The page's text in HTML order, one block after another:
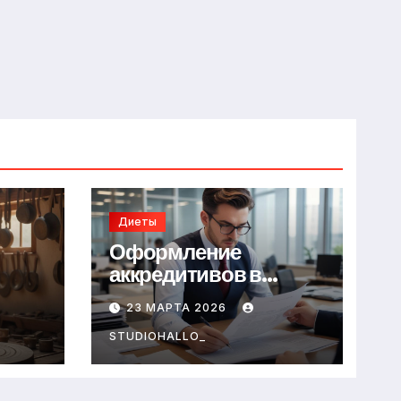
Диеты
Оформление
аккредитивов в
международной
торговле
23 МАРТА 2026
STUDIOHALLO_